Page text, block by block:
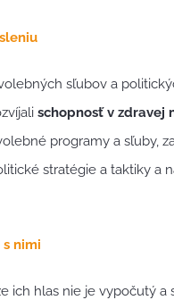
sľubov a
schopnosť v zdravej
programy a sľuby,
stratégie a taktiky a
nimi
ich hlas nie je vypočutý a